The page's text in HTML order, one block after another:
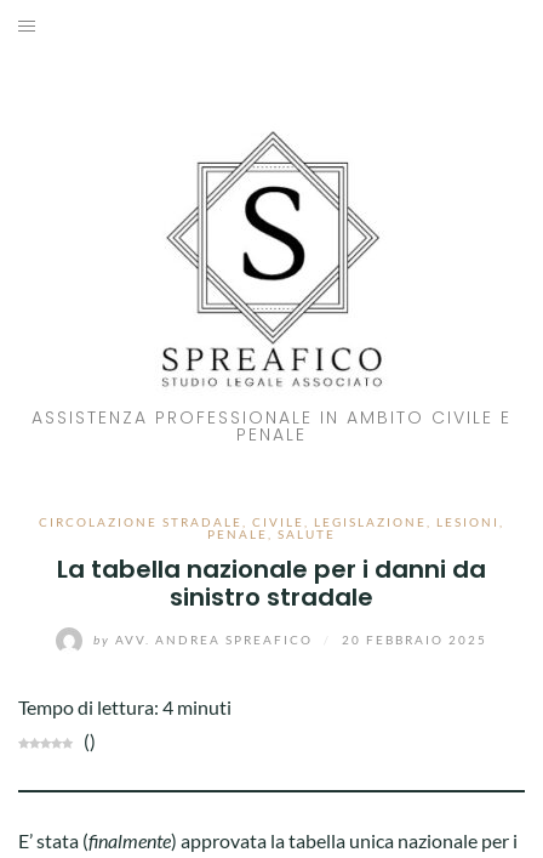
Skip
ASSISTENZA PROFESSIONALE IN AMBITO CIVILE E
PENALE
CIRCOLAZIONE STRADALE CIVILE LEGISLAZIONE LESIONI
PENALE
SALUTE
La tabella nazionale per i danni da
sinistro stradale
by AVV. ANDREA SPREAFICO 20 FEBBRAIO 2025
Tempo di lettura: 4 minuti
()
E’ stata (finalmente) approvata la tabella unica nazionale per i